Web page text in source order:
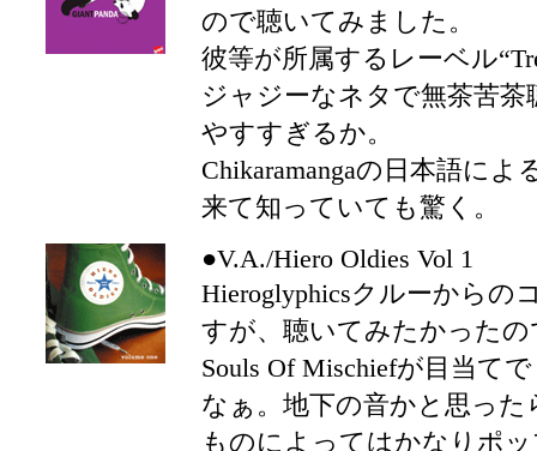
ので聴いてみました。
彼等が所属するレーベル
ジャジーなネタで無茶苦
やすすぎるか。
Chikaramangaの日本語に
来て知っていても驚く。
●V.A./Hiero Oldies Vol 1
Hieroglyphicsクルーからの
すが、聴いてみたかったの
Souls Of Mischiefが目当て
なぁ。地下の音かと思った
ものによってはかなりポ